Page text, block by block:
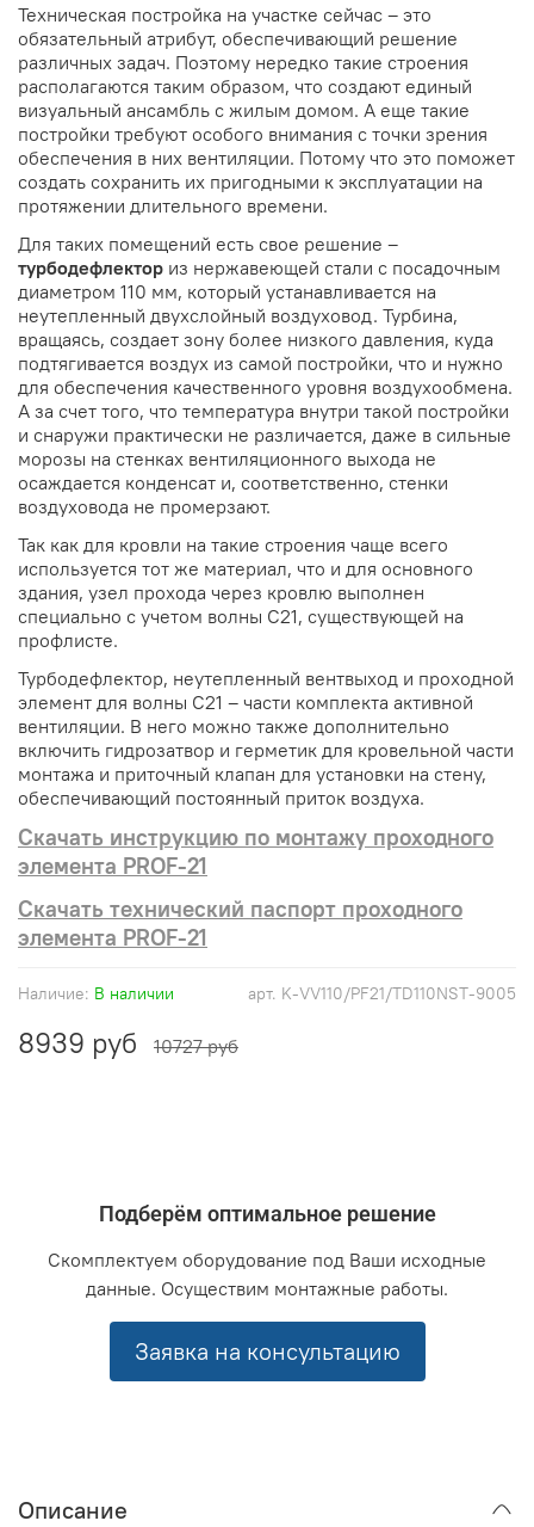
арт. K-VV110/PF21/TD110NST-9005
Наличие: В наличии
8939 руб 10727 руб
Техническая постройка на участке сейчас – это
обязательный атрибут, обеспечивающий решение
различных задач. Поэтому нередко такие строения
располагаются таким образом, что создают единый
визуальный ансамбль с жилым домом. А еще такие
постройки требуют особого внимания с точки зрения
обеспечения в них вентиляции. Потому что это поможет
создать сохранить их пригодными к эксплуатации на
протяжении длительного времени.
Для таких помещений есть свое решение –
турбодефлектор из нержавеющей стали с посадочным
диаметром 110 мм, который устанавливается на
неутепленный двухслойный воздуховод. Турбина,
вращаясь, создает зону более низкого давления, куда
подтягивается воздух из самой постройки, что и нужно
для обеспечения качественного уровня воздухообмена.
А за счет того, что температура внутри такой постройки
и снаружи практически не различается, даже в сильные
морозы на стенках вентиляционного выхода не
осаждается конденсат и, соответственно, стенки
воздуховода не промерзают.
Так как для кровли на такие строения чаще всего
используется тот же материал, что и для основного
здания, узел прохода через кровлю выполнен
специально с учетом волны С21, существующей на
профлисте.
Турбодефлектор, неутепленный вентвыход и проходной
элемент для волны С21 – части комплекта активной
вентиляции. В него можно также дополнительно
включить гидрозатвор и герметик для кровельной части
монтажа и приточный клапан для установки на стену,
обеспечивающий постоянный приток воздуха.
Скачать инструкцию по монтажу проходного
элемента PROF-21
Скачать технический паспорт проходного
элемента PROF-21
Подберём оптимальное решение
Скомплектуем оборудование под Ваши исходные
данные. Осуществим монтажные работы.
Заявка на консультацию
Описание